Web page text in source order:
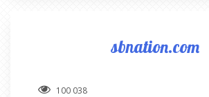
sbnation.com
100 038